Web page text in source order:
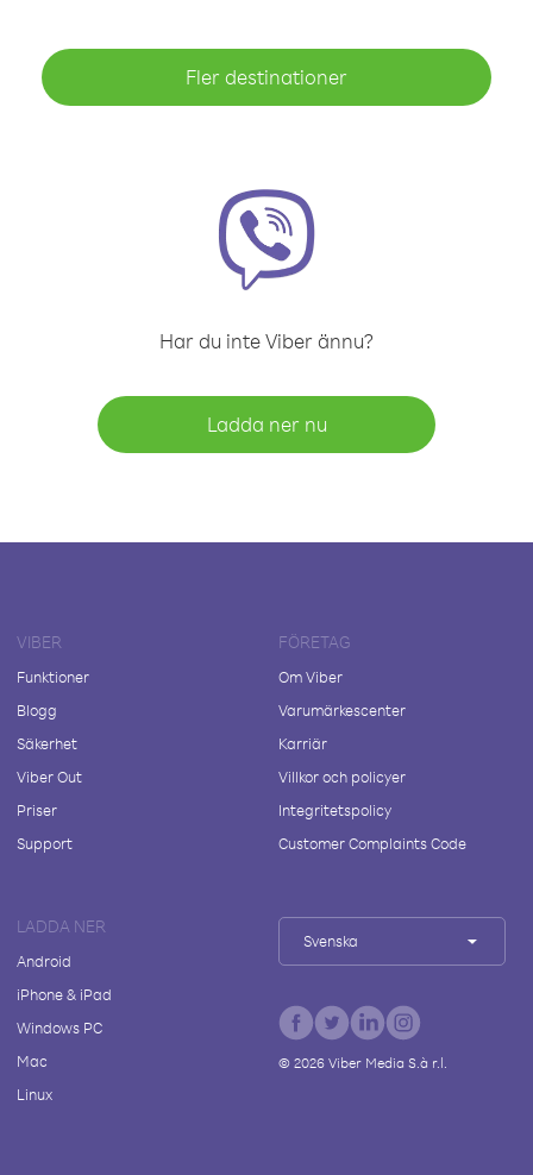
Fler destinationer
Har du inte Viber ännu?
Ladda ner nu
VIBER
Funktioner
Blogg
Säkerhet
Viber Out
Priser
Support
FÖRETAG
Om Viber
Varumärkescenter
Karriär
Villkor och policyer
Integritetspolicy
Customer Complaints Code
LADDA NER
Android
iPhone & iPad
Windows PC
Mac
Linux
Svenska
© 2026Viber Media S.à r.l.